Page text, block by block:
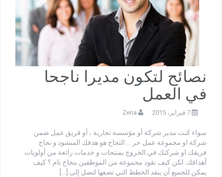
نصائح لتكون مديرا ناجحا
في العمل
7 فبراير، 2015 Zena
سواء كنت مدير شركة أو مؤسسة تجارية ، أو فريق عمل ضمن
شركة او مجموعة عمل حر … النجاح هو هذفك المنشود و نجاح
فريقك او شركتك في الخروج بمنتجات و خدمات رائعة من أولويات
أهدافك. لكن كيف تقود مجموعة من الموظفين بنجاح تام ؟ كيف
يمكن للجميع أن ينفد الخطط التي تضعها لتصل إلى […]